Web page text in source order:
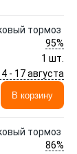
тормоз
95%
1 шт.
- 17 августа
В корзину
тормоз
86%